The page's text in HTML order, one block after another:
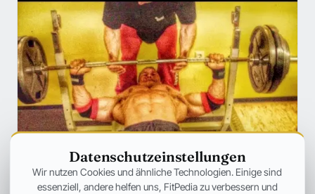
Datenschutzeinstellungen
Wir nutzen Cookies und ähnliche Technologien. Einige sind
essenziell, andere helfen uns, FitPedia zu verbessern und